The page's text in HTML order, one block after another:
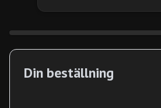
Din beställning